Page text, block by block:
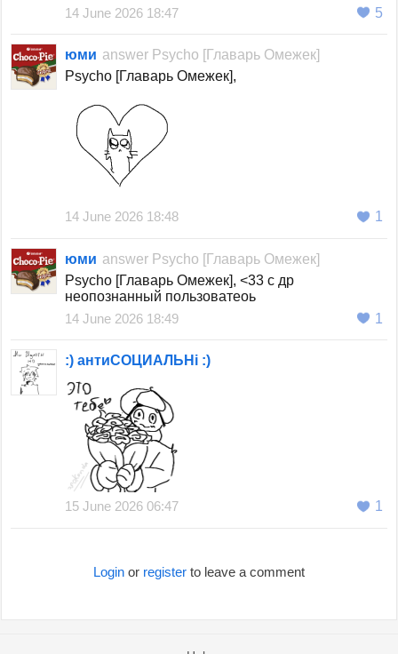
Не могу понять кто это, но он наверняка говорит
14 June 2026 18:47 5
юми answer Psycho [Главарь Омежек]
Psycho [Главарь Омежек],
14 June 2026 18:48 1
юми answer Psycho [Главарь Омежек]
Psycho [Главарь Омежек], <33 с др
неопознанный пользоватеоь
14 June 2026 18:49
1
:) антиСОЦИАЛЬНi :)
15 June 2026 06:47 1
Loginor registerto leave a comment